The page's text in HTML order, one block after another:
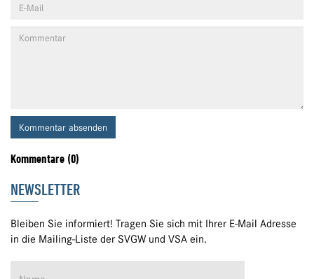
Kommentar absenden
Kommentare (0)
NEWSLETTER
Bleiben Sie informiert! Tragen Sie sich mit Ihrer E-Mail Adresse
in die Mailing-Liste der SVGW und VSA ein.